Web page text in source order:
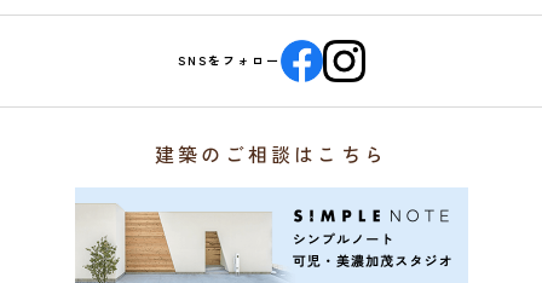
SNSをフォロー
建築のご相談はこちら